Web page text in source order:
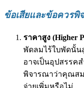
ข้อเสียและข้อควรพิ
ราคาสูง (Higher
พัดลมไร้ใบพัดนั้น
อาจเป็นอุปสรรค
พิจารณาว่าคุณส
จ่ายเพิ่มหรือไม่